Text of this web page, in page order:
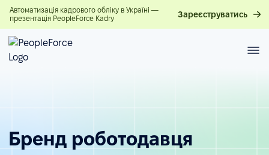
Автоматизація кадрового обліку в Україні —
презентація PeopleForce Kadry
Зареєструватись
Бренд роботодавця